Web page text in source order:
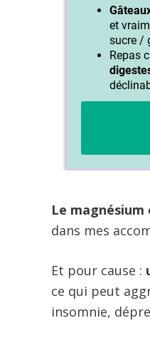
Le
dans mes
Et pour cause :
ce qui peut
insomnie,